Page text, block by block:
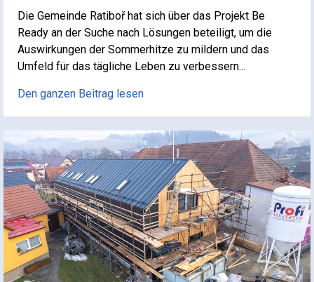
Die Gemeinde Ratiboř hat sich über das Projekt Be
Ready an der Suche nach Lösungen beteiligt, um die
Auswirkungen der Sommerhitze zu mildern und das
Umfeld für das tägliche Leben zu verbessern...
Den ganzen Beitrag lesen